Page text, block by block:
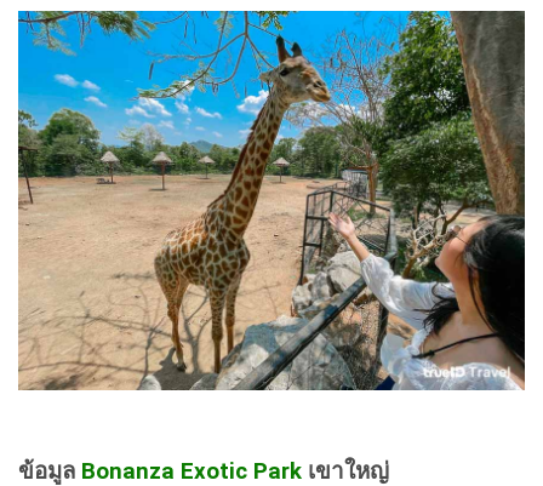
ข้อมูล Bonanza Exotic Park เขาใหญ่